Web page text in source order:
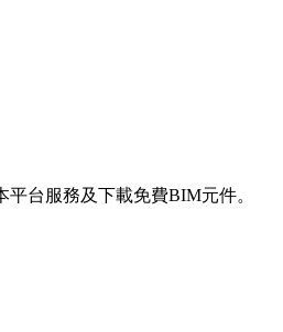
台服務及下載免費BIM元件。